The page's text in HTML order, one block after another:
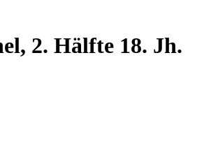
2. Hälfte 18. Jh.